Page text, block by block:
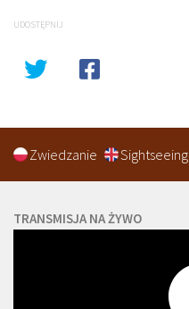
UDOSTĘPNIJ
Zwiedzanie Sightseeing
TRANSMISJA NA ŻYWO